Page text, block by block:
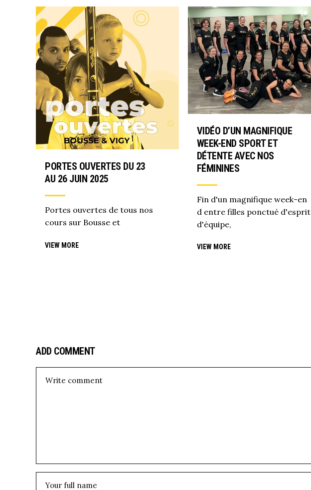
PORTES OUVERTES DU 23
AU 26 JUIN 2025
Portes ouvertes de tous nos
cours sur Bousse et
VIEW MORE
VIDÉO D’UN MAGNIFIQUE
WEEK-END SPORT ET
DÉTENTE AVEC NOS
FÉMININES
Fin d'un magnifique week-en
d entre filles ponctué d'esprit
d'équipe,
VIEW MORE
ADD COMMENT